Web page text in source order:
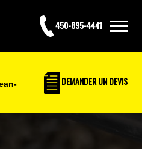
450-895-4441
DEMANDER UN DEVIS